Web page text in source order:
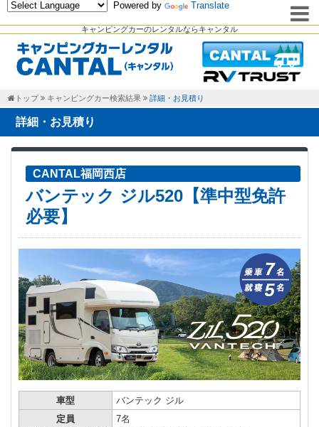
キャンピングカーのレンタルならキャンタル
Powered by Translate
トップ キャンピングカー検索結果 詳細・お見積り
詳細・お見積り
CANTAL福岡西店
バンテック ジル520【準中型免許
必要】
車型
バンテック ジル
定員
7名